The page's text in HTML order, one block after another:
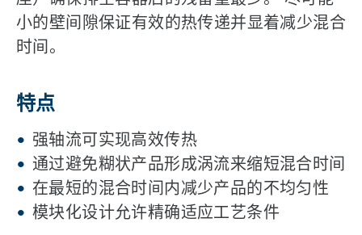
小的壁间隙保证有效的热传递并显着减少混合
时间。
特点
强轴流可实现高效传热
通过避免糊状产品形成涡流来缩短混合时间
在最短的混合时间内减少产品的不均匀性
模块化设计允许精确适应工艺条件